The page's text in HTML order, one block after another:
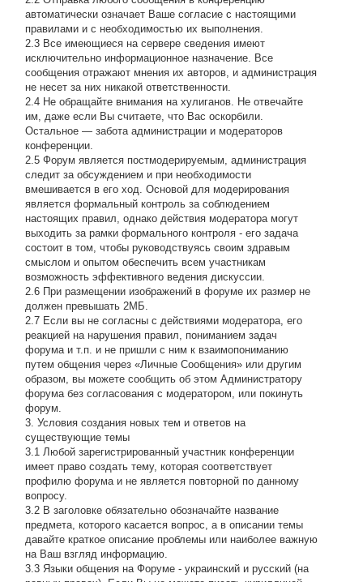
автоматически означает Ваше согласие с настоящими
правилами и с необходимостью их выполнения.
2.3 Все имеющиеся на сервере сведения имеют
исключительно информационное назначение. Все
сообщения отражают мнения их авторов, и администрация
не несет за них никакой ответственности.
2.4 Не обращайте внимания на хулиганов. Не отвечайте
им, даже если Вы считаете, что Вас оскорбили.
Остальное — забота администрации и модераторов
конференции.
2.5 Форум является постмодерируемым, администрация
следит за обсуждением и при необходимости
вмешивается в его ход. Основой для модерирования
является формальный контроль за соблюдением
настоящих правил, однако действия модератора могут
выходить за рамки формального контроля - его задача
состоит в том, чтобы руководствуясь своим здравым
смыслом и опытом обеспечить всем участникам
возможность эффективного ведения дискуссии.
2.6 При размещении изображений в форуме их размер не
должен превышать 2МБ.
2.7 Если вы не согласны с действиями модератора, его
реакцией на нарушения правил, пониманием задач
форума и т.п. и не пришли с ним к взаимопониманию
путем общения через «Личные Сообщения» или другим
образом, вы можете сообщить об этом Администратору
форума без согласования с модератором, или покинуть
форум.
3. Условия создания новых тем и ответов на
существующие темы
3.1 Любой зарегистрированный участник конференции
имеет право создать тему, которая соответствует
профилю форума и не является повторной по данному
вопросу.
3.2 В заголовке обязательно обозначайте название
предмета, которого касается вопрос, а в описании темы
давайте краткое описание проблемы или наиболее важную
на Ваш взгляд информацию.
3.3 Языки общения на Форуме - украинский и русский (на